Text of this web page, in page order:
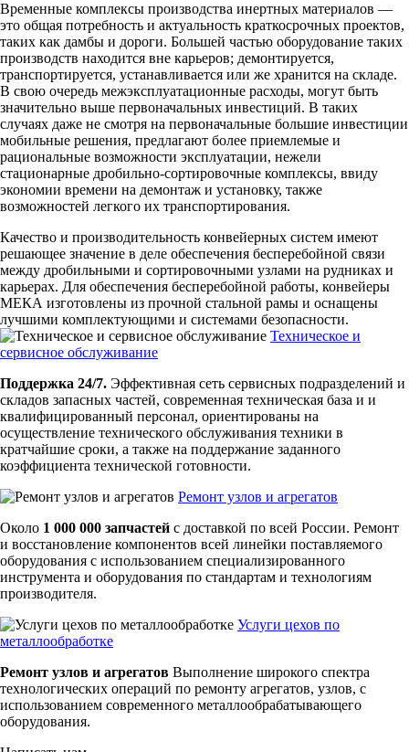
Временные комплексы производства инертных материалов —
это общая потребность и актуальность краткосрочных проектов,
таких как дамбы и дороги. Большей частью оборудование таких
производств находится вне карьеров; демонтируется,
транспортируется, устанавливается или же хранится на складе.
В свою очередь межэксплуатационные расходы, могут быть
значительно выше первоначальных инвестиций. В таких
случаях даже не смотря на первоначальные большие инвестиции
мобильные решения, предлагают более приемлемые и
рациональные возможности эксплуатации, нежели
стационарные дробильно-сортировочные комплексы, ввиду
экономии времени на демонтаж и установку, также
возможностей легкого их транспортирования.
Качество и производительность конвейерных систем имеют
решающее значение в деле обеспечения бесперебойной связи
между дробильными и сортировочными узлами на рудниках и
карьерах. Для обеспечения бесперебойной работы, конвейеры
МЕКА изготовлены из прочной стальной рамы и оснащены
лучшими комплектующими и системами безопасности.
Техническое и
сервисное обслуживание
Поддержка 24/7. Эффективная сеть сервисных подразделений и
складов запасных частей, современная техническая база и и
квалифицированный персонал, ориентированы на
осуществление технического обслуживания техники в
кратчайшие сроки, а также на поддержание заданного
коэффициента технической готовности.
Ремонт узлов и агрегатов
Около 1 000 000 запчастей с доставкой по всей России. Ремонт
и восстановление компонентов всей линейки поставляемого
оборудования с использованием специализированного
инструмента и оборудования по стандартам и технологиям
производителя.
Услуги цехов по
металлообработке
Ремонт узлов и агрегатов Выполнение широкого спектра
технологических операций по ремонту агрегатов, узлов, с
использованием современного металлообрабатывающего
оборудования.